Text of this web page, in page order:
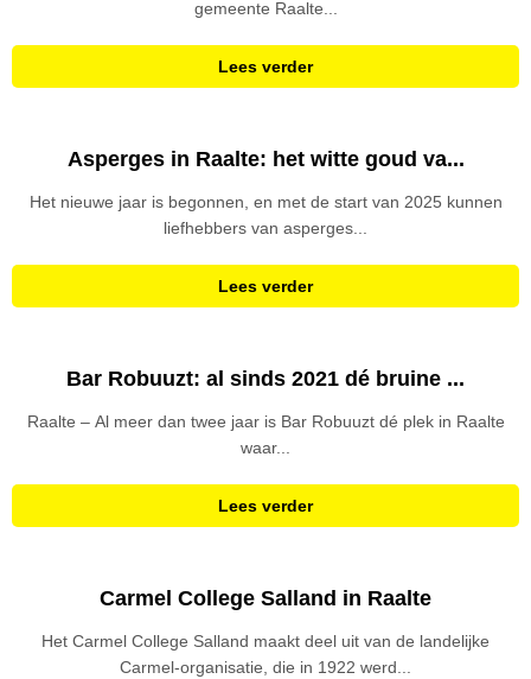
gemeente Raalte...
Lees verder
Asperges in Raalte: het witte goud va...
Het nieuwe jaar is begonnen, en met de start van 2025 kunnen
liefhebbers van asperges...
Lees verder
Bar Robuuzt: al sinds 2021 dé bruine ...
Raalte – Al meer dan twee jaar is Bar Robuuzt dé plek in Raalte
waar...
Lees verder
Carmel College Salland in Raalte
Het Carmel College Salland maakt deel uit van de landelijke
Carmel-organisatie, die in 1922 werd...